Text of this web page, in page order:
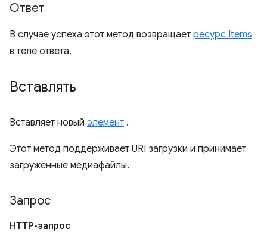
Ответ
В случае успеха этот метод возвращает ресурс Items
в теле ответа.
Вставлять
Вставляет новый элемент .
Этот метод поддерживает URI загрузки и принимает
загруженные медиафайлы.
Запрос
HTTP-запрос